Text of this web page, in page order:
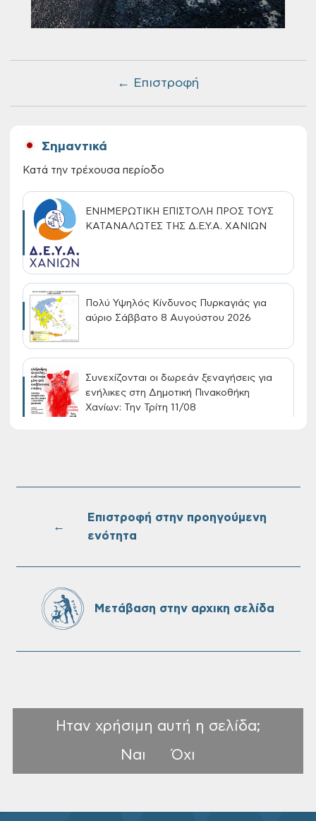
← Επιστροφή
Σημαντικά
Κατά την τρέχουσα περίοδο
ΕΝΗΜΕΡΩΤΙΚΗ ΕΠΙΣΤΟΛΗ ΠΡΟΣ ΤΟΥΣ
ΚΑΤΑΝΑΛΩΤΕΣ ΤΗΣ Δ.Ε.Υ.Α. ΧΑΝΙΩΝ
Πολύ Υψηλός Κίνδυνος Πυρκαγιάς για
αύριο Σάββατο 8 Αυγούστου 2026
Συνεχίζονται οι δωρεάν ξεναγήσεις για
ενήλικες στη Δημοτική Πινακοθήκη
Χανίων: Την Τρίτη 11/08
Τακτική συνεδρίαση Δημοτικής Επιτροπής
←
Επιστροφή στην προηγούμενη
ενότητα
Μετάβαση στην αρχικη σελίδα
Ηταν χρήσιμη αυτή η σελίδα;
Ναι
Όχι